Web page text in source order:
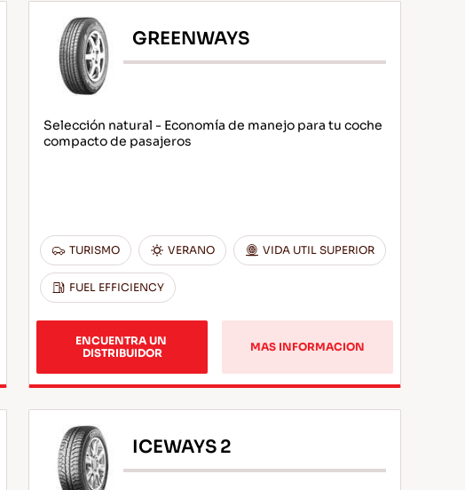
GREENWAYS
Selección natural - Economía de manejo para tu coche
compacto de pasajeros
TURISMO VERANO VIDA UTIL SUPERIOR
FUEL EFFICIENCY
ENCUENTRA UN
DISTRIBUIDOR
MAS INFORMACION
ICEWAYS 2